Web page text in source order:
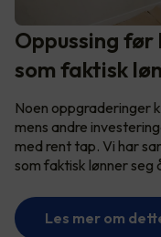
Oppussing
som faktisk
Noen oppgraderinger
mens andre
med rent tap. Vi har
som faktisk lønner
Les mer om